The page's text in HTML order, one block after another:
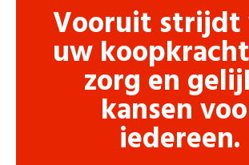
Vooruit strijdt
uw
zorg en
kansen
iedereen.